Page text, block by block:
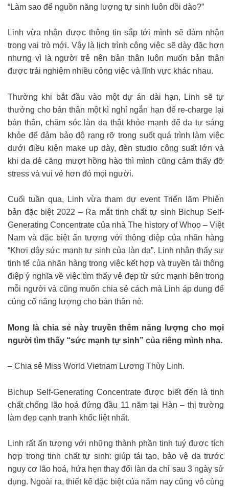
“Làm sao để nguồn năng lượng tự sinh luôn dồi dào?”
Linh vừa nhận được thông tin sắp tới mình sẽ đảm nhận
trong vai trò mới. Vậy là lịch trình công việc sẽ dày đặc hơn
nhưng vì là người trẻ nên bản thân luôn muốn bản thân
được trải nghiệm nhiều công việc và lĩnh vực khác nhau.
Thường khi bắt đầu vào một dự án dài hạn, Linh sẽ tự
thưởng cho bản thân một kì nghỉ ngắn hạn để re-charge lại
bản thân, chăm sóc làn da thật khỏe mạnh để da tự sáng
khỏe để đảm bảo độ rạng rỡ trong suốt quá trình làm việc
dưới điều kiện make up dày, đèn studio công suất lớn và
khi da dẻ căng mượt hồng hào thì mình cũng cảm thấy đỡ
stress và vui vẻ hơn đó mọi người.
Cuối tuần qua, Linh vừa tham dự event Triển lãm Phiên
bản đặc biệt 2022 – Ra mắt tinh chất tự sinh Bichup Self-
Generating Concentrate của nhà The history of Whoo – Việt
Nam và đặc biệt ấn tượng với thông điệp của nhãn hàng
“Khơi dậy sức mạnh tự sinh của làn da”. Linh nhận thấy sự
tinh tế của nhãn hàng trong việc kết hợp và truyền tải thông
điệp ý nghĩa về việc tìm thấy vẻ đẹp từ sức mạnh bên trong
mỗi người và cũng muốn chia sẻ cách mà Linh áp dung để
củng cố năng lượng cho bản thân nè.
Mong là chia sẻ này truyền thêm năng lượng cho mọi
người tìm thấy “sức mạnh tự sinh” của riêng mình nha.
– Chia sẻ Miss World Vietnam Lương Thùy Linh.
Bichup Self-Generating Concentrate được biết đến là tinh
chất chống lão hoá đứng đầu 11 năm tại Hàn – thị trường
làm đẹp cạnh tranh khốc liệt nhất.
Linh rất ấn tượng với những thành phần tinh tuý được tích
hợp trong tinh chất tự sinh: giúp tái tạo, bảo vệ da trước
nguy cơ lão hoá, hứa hẹn thay đổi làn da chỉ sau 3 ngày sử
dụng. Ngoài ra, thiết kế đặc biệt của năm nay cũng vô cùng